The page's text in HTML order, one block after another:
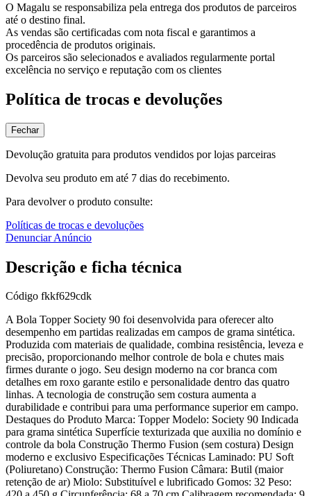
O Magalu se responsabiliza pela entrega dos produtos de parceiros
até o destino final.
As vendas são certificadas com nota fiscal e garantimos a
procedência de produtos originais.
Os parceiros são selecionados e avaliados regularmente portal
excelência no serviço e reputação com os clientes
Política de trocas e devoluções
Fechar
Devolução gratuita para produtos vendidos por lojas parceiras
Devolva seu produto em até 7 dias do recebimento.
Para devolver o produto consulte:
Políticas de trocas e devoluções
Denunciar Anúncio
Descrição e ficha técnica
Código fkkf629cdk
A Bola Topper Society 90 foi desenvolvida para oferecer alto
desempenho em partidas realizadas em campos de grama sintética.
Produzida com materiais de qualidade, combina resistência, leveza e
precisão, proporcionando melhor controle de bola e chutes mais
firmes durante o jogo. Seu design moderno na cor branca com
detalhes em roxo garante estilo e personalidade dentro das quatro
linhas. A tecnologia de construção sem costura aumenta a
durabilidade e contribui para uma performance superior em campo.
Destaques do Produto Marca: Topper Modelo: Society 90 Indicada
para grama sintética Superfície texturizada que auxilia no domínio e
controle da bola Construção Thermo Fusion (sem costura) Design
moderno e exclusivo Especificações Técnicas Laminado: PU Soft
(Poliuretano) Construção: Thermo Fusion Câmara: Butil (maior
retenção de ar) Miolo: Substituível e lubrificado Gomos: 32 Peso: